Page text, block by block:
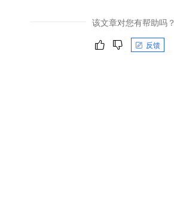
该文章对您有帮助吗？
反馈